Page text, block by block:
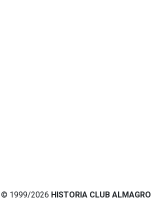
© 1999/2026 HISTORIA CLUB ALMAGRO